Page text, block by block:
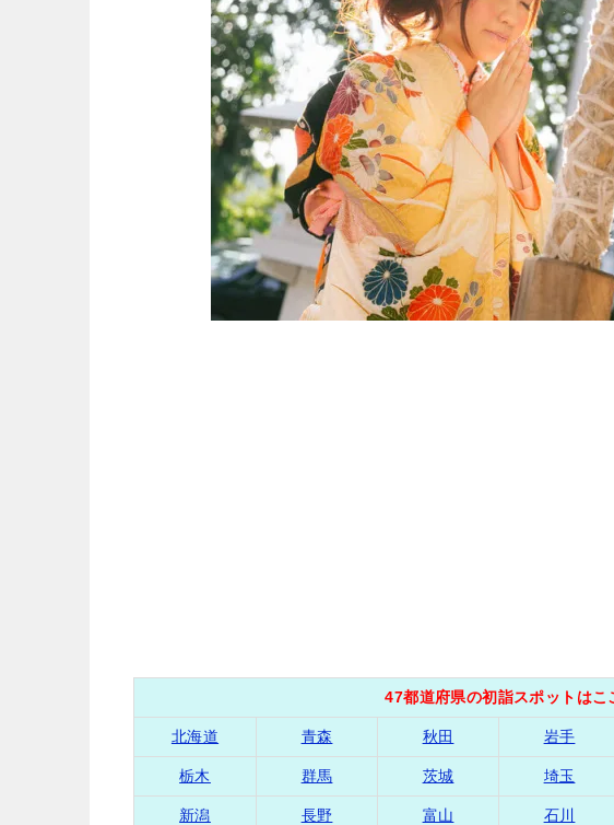
47都道府県の初詣スポットはこ
北海道 青森 秋田 岩手
栃木 群馬 茨城 埼玉
新潟 長野 富山 石川